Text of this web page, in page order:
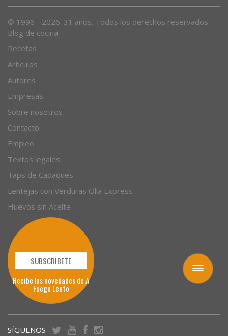
Toggle
navigation
© 1996 - 2026. 31 años. Todos los derechos reservados.
Blog de cocina
Recetas
Artículos
Autores
Empresas
Sobre nosotros
Contacto
Empleo
Textos legales
Taps de Cadaques
Lentejas con Verduras Olla Express
Huevos sin Aceite
SUBSCRÍBETE
Recibe las novedades de A
Fuego Lento
SÍGUENOS